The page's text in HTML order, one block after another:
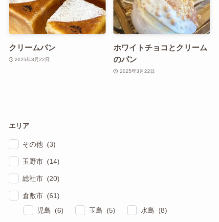
クリームパン
2025年3月22日
ホワイトチョコとクリーム
のパン
2025年3月22日
エリア
その他 (3)
玉野市 (14)
総社市 (20)
倉敷市 (61)
児島 (6)
玉島 (5) 水島 (8)